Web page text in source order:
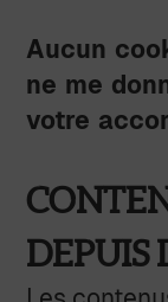
Aucun
ne me
votre
DEPUIS